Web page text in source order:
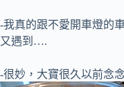
-我真的跟不愛開車燈的
又遇到….
-很妙，大寶很久以前念